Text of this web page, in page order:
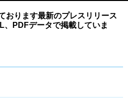
おります最新のプレスリリース
、PDFデータで掲載していま